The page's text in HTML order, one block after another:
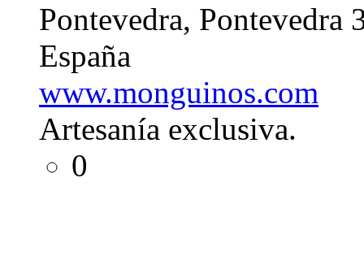
Pontevedra, Pontevedra
España
www.monguinos.com
Artesanía exclusiva.
0